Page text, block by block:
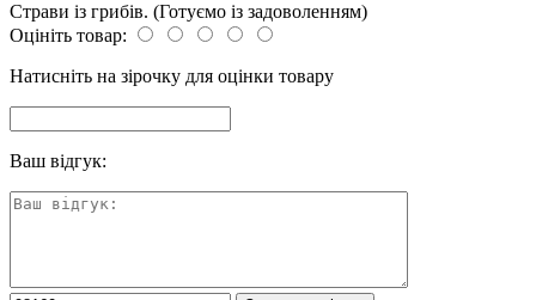
Страви із грибів. (Готуємо із задоволенням)
Оцініть товар:
Натисніть на зірочку для оцінки товару
Ваш відгук: